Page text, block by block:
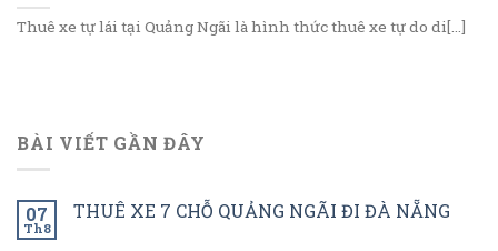
Thuê xe tự lái tại Quảng Ngãi là hình thức thuê xe tự do di[...]
BÀI VIẾT GẦN ĐÂY
07
Th8
THUÊ XE 7 CHỖ QUẢNG NGÃI ĐI ĐÀ NẴNG